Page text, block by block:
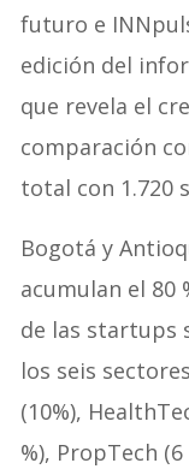
futuro e
edición del
que revela el
comparación
total con 1.720
Bogotá y
acumulan el 80
de las startups
los seis
(10%),
%), PropTech (6